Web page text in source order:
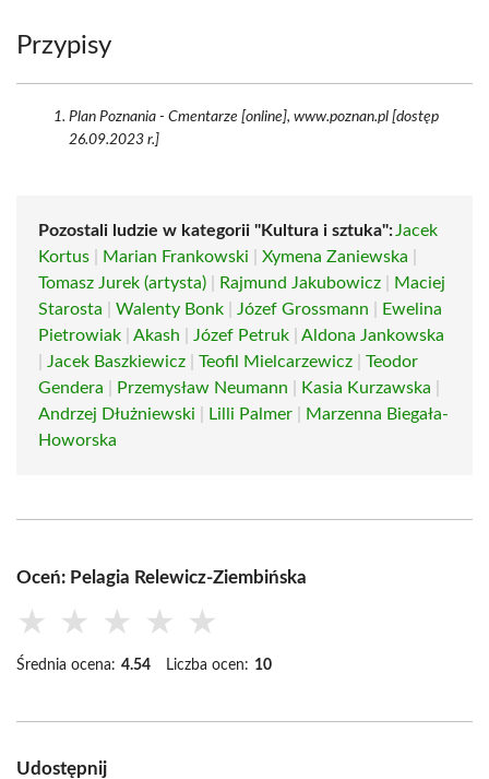
Przypisy
Plan Poznania - Cmentarze [online], www.poznan.pl [dostęp
26.09.2023 r.]
Pozostali ludzie w kategorii "Kultura i sztuka": Jacek
Kortus
Marian Frankowski Xymena Zaniewska
Tomasz Jurek (artysta)
Rajmund Jakubowicz
Maciej
Starosta
Walenty Bonk Józef Grossmann
Ewelina
Pietrowiak
Akash Józef Petruk
Aldona Jankowska
Jacek Baszkiewicz Teofil Mielcarzewicz
Teodor
Gendera
Przemysław Neumann Kasia Kurzawska
Andrzej Dłużniewski
Lilli Palmer
Marzenna Biegała-
Howorska
Oceń: Pelagia Relewicz-Ziembińska
★ ★ ★ ★ ★
Średnia ocena: 4.54 Liczba ocen: 10
Udostępnij